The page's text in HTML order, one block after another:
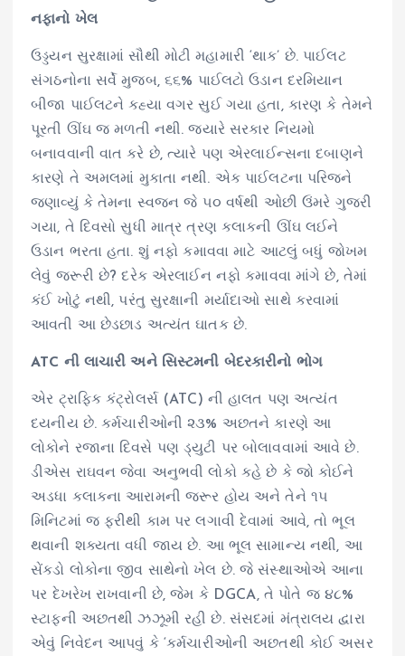
નફાનો ખેલ
ઉડ્ડયન સુરક્ષામાં સૌથી મોટી મહામારી ‘થાક’ છે. પાઈલટ
સંગઠનોના સર્વે મુજબ, ૬૬% પાઈલટો ઉડાન દરમિયાન
બીજા પાઈલટને કહ્યા વગર સુઈ ગયા હતા, કારણ કે તેમને
પૂરતી ઊંઘ જ મળતી નથી. જ્યારે સરકાર નિયમો
બનાવવાની વાત કરે છે, ત્યારે પણ એરલાઈન્સના દબાણને
કારણે તે અમલમાં મુકાતા નથી. એક પાઈલટના પરિજને
જણાવ્યું કે તેમના સ્વજન જે ૫૦ વર્ષથી ઓછી ઉંમરે ગુજરી
ગયા, તે દિવસો સુધી માત્ર ત્રણ કલાકની ઊંઘ લઈને
ઉડાન ભરતા હતા. શું નફો કમાવવા માટે આટલું બધું જોખમ
લેવું જરૂરી છે? દરેક એરલાઈન નફો કમાવવા માંગે છે, તેમાં
કંઈ ખોટું નથી, પરંતુ સુરક્ષાની મર્યાદાઓ સાથે કરવામાં
આવતી આ છેડછાડ અત્યંત ઘાતક છે.
ATC ની લાચારી અને સિસ્ટમની બેદરકારીનો ભોગ
એર ટ્રાફિક કંટ્રોલર્સ (ATC) ની હાલત પણ અત્યંત
દયનીય છે. કર્મચારીઓની ૨૩% અછતને કારણે આ
લોકોને રજાના દિવસે પણ ડ્યુટી પર બોલાવવામાં આવે છે.
ડીએસ રાઘવન જેવા અનુભવી લોકો કહે છે કે જો કોઈને
અડધા કલાકના આરામની જરૂર હોય અને તેને ૧૫
મિનિટમાં જ ફરીથી કામ પર લગાવી દેવામાં આવે, તો ભૂલ
થવાની શક્યતા વધી જાય છે. આ ભૂલ સામાન્ય નથી, આ
સેંકડો લોકોના જીવ સાથેનો ખેલ છે. જે સંસ્થાઓએ આના
પર દેખરેખ રાખવાની છે, જેમ કે DGCA, તે પોતે જ ૪૮%
સ્ટાફની અછતથી ઝઝૂમી રહી છે. સંસદમાં મંત્રાલય દ્વારા
એવું નિવેદન આપવું કે ‘કર્મચારીઓની અછતથી કોઈ અસર